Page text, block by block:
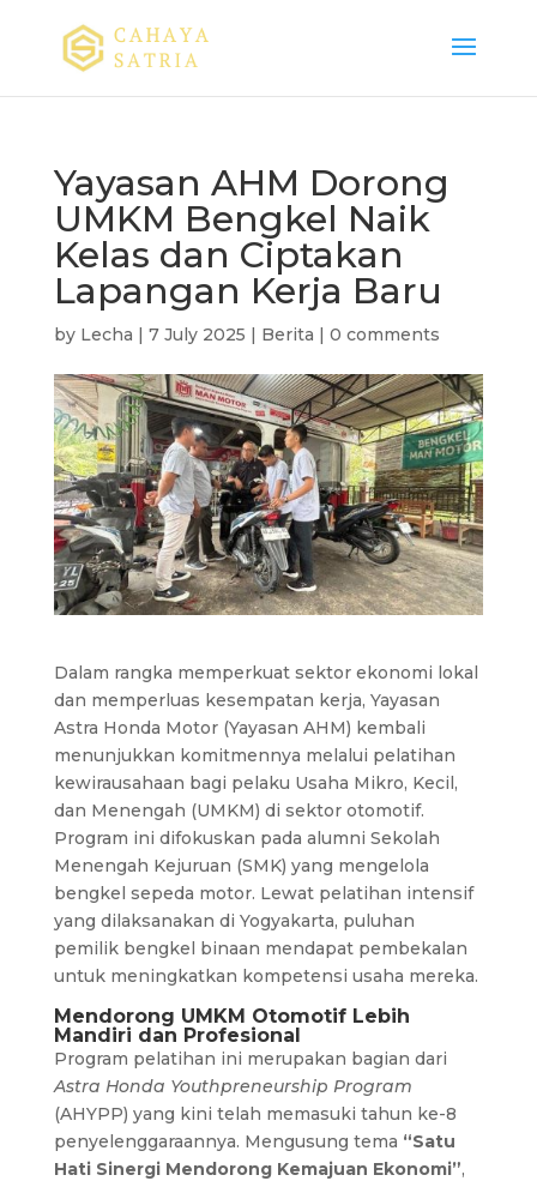
Yayasan AHM Dorong
UMKM Bengkel Naik
Kelas dan Ciptakan
Lapangan Kerja Baru
by Lecha | 7 July 2025 | Berita | 0 comments
Dalam rangka memperkuat sektor ekonomi lokal
dan memperluas kesempatan kerja, Yayasan
Astra Honda Motor (Yayasan AHM) kembali
menunjukkan komitmennya melalui pelatihan
kewirausahaan bagi pelaku Usaha Mikro, Kecil,
dan Menengah (UMKM) di sektor otomotif.
Program ini difokuskan pada alumni Sekolah
Menengah Kejuruan (SMK) yang mengelola
bengkel sepeda motor. Lewat pelatihan intensif
yang dilaksanakan di Yogyakarta, puluhan
pemilik bengkel binaan mendapat pembekalan
untuk meningkatkan kompetensi usaha mereka.
Mendorong UMKM Otomotif Lebih
Mandiri dan Profesional
Program pelatihan ini merupakan bagian dari
Astra Honda Youthpreneurship Program
(AHYPP) yang kini telah memasuki tahun ke-8
penyelenggaraannya. Mengusung tema “Satu
Hati Sinergi Mendorong Kemajuan Ekonomi”,